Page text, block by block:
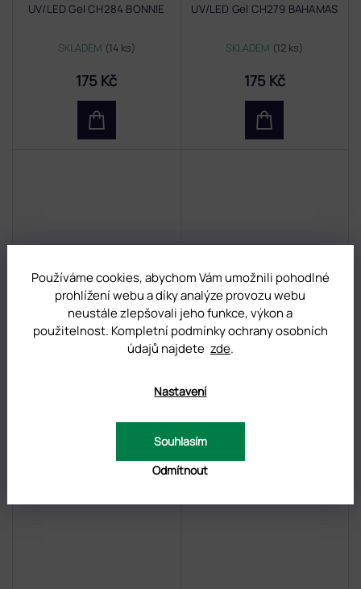
Používáme cookies, abychom Vám umožnili pohodlné
prohlížení webu a díky analýze provozu webu
neustále zlepšovali jeho funkce, výkon a
použitelnost. Kompletní podmínky ochrany osobních
údajů najdete zde.
Nastavení
Odmítnout
Souhlasím
UV/LED Gel CH284 BONNIE
SKLADEM (14 ks)
175 Kč
UV/LED Gel CH279 BAHAMAS
SKLADEM (12 ks)
175 Kč
UV/LED Gel CH251 BIANCO
(17 ks)
UV/LED Gel CH062 JULIA
SKLADEM